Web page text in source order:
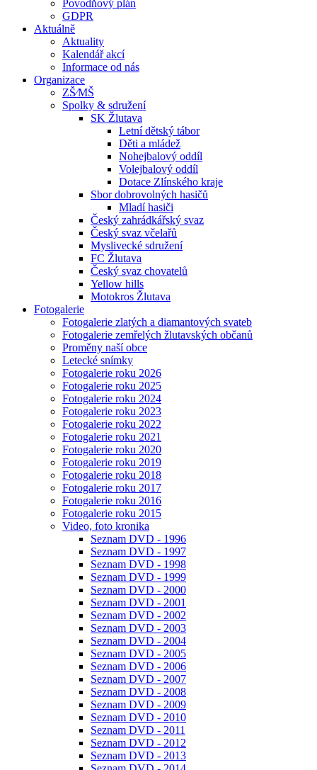
Povodňový plán
GDPR
Aktuálně
Aktuality
Kalendář akcí
Informace od nás
Organizace
ZŠ⁄MŠ
Spolky & sdružení
SK Žlutava
Letní dětský tábor
Děti a mládež
Nohejbalový oddíl
Volejbalový oddíl
Dotace Zlínského kraje
Sbor dobrovolných hasičů
Mladí hasiči
Český zahrádkářský svaz
Český svaz včelařů
Myslivecké sdružení
FC Žlutava
Český svaz chovatelů
Yellow hills
Motokros Žlutava
Fotogalerie
Fotogalerie zlatých a diamantových svateb
Fotogalerie zemřelých žlutavských občanů
Proměny naší obce
Letecké snímky
Fotogalerie roku 2026
Fotogalerie roku 2025
Fotogalerie roku 2024
Fotogalerie roku 2023
Fotogalerie roku 2022
Fotogalerie roku 2021
Fotogalerie roku 2020
Fotogalerie roku 2019
Fotogalerie roku 2018
Fotogalerie roku 2017
Fotogalerie roku 2016
Fotogalerie roku 2015
Video, foto kronika
Seznam DVD - 1996
Seznam DVD - 1997
Seznam DVD - 1998
Seznam DVD - 1999
Seznam DVD - 2000
Seznam DVD - 2001
Seznam DVD - 2002
Seznam DVD - 2003
Seznam DVD - 2004
Seznam DVD - 2005
Seznam DVD - 2006
Seznam DVD - 2007
Seznam DVD - 2008
Seznam DVD - 2009
Seznam DVD - 2010
Seznam DVD - 2011
Seznam DVD - 2012
Seznam DVD - 2013